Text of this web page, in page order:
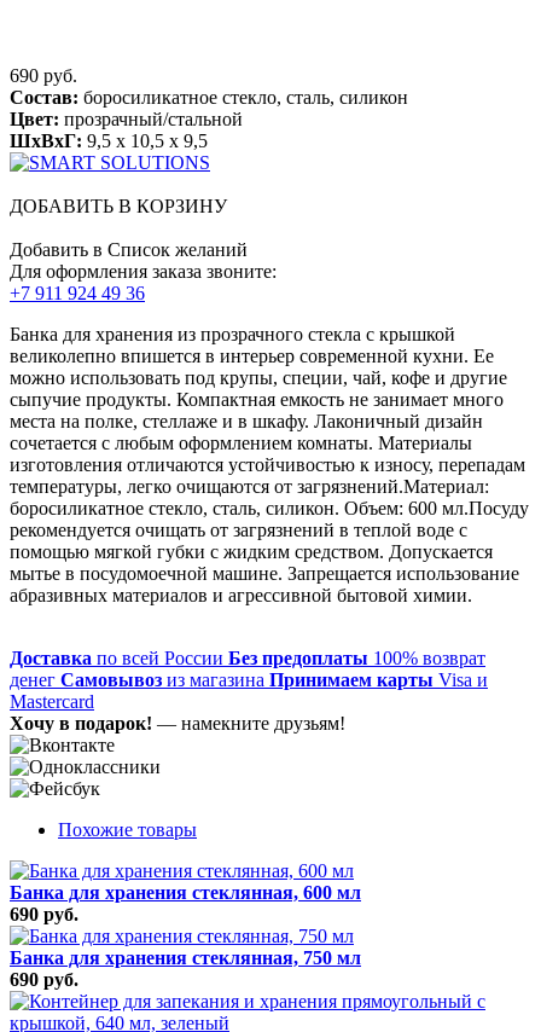
690 руб.
Состав: боросиликатное стекло, сталь, силикон
Цвет: прозрачный/стальной
ШхВхГ: 9,5 x 10,5 x 9,5
ДОБАВИТЬ В КОРЗИНУ
Добавить в Список желаний
Для оформления заказа звоните:
+7 911 924 49 36
Банка для хранения из прозрачного стекла с крышкой
великолепно впишется в интерьер современной кухни. Ее
можно использовать под крупы, специи, чай, кофе и другие
сыпучие продукты. Компактная емкость не занимает много
места на полке, стеллаже и в шкафу. Лаконичный дизайн
сочетается с любым оформлением комнаты. Материалы
изготовления отличаются устойчивостью к износу, перепадам
температуры, легко очищаются от загрязнений.Материал:
боросиликатное стекло, сталь, силикон. Объем: 600 мл.Посуду
рекомендуется очищать от загрязнений в теплой воде с
помощью мягкой губки с жидким средством. Допускается
мытье в посудомоечной машине. Запрещается использование
абразивных материалов и агрессивной бытовой химии.
Доставка по всей России Без предоплаты 100% возврат
денег Самовывоз из магазина Принимаем карты Visa и
Mastercard
Хочу в подарок! — намекните друзьям!
Похожие товары
Банка для хранения стеклянная, 600 мл
690 руб.
Банка для хранения стеклянная, 750 мл
690 руб.